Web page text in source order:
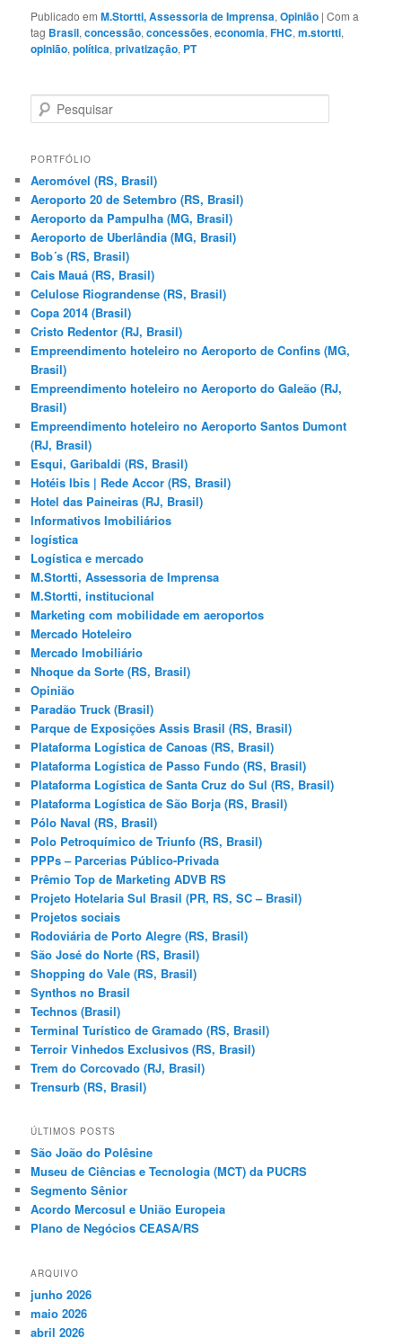
Publicado em M.Stortti, Assessoria de Imprensa,Opinião |Com a
tag Brasil,concessão,concessões,economia,FHC,m.stortti,
opinião,política,privatização, PT
e
q
i
s
a
r
PORTFÓLIO
Aeromóvel (RS, Brasil)
Aeroporto 20 de Setembro (RS, Brasil)
Aeroporto da Pampulha (MG, Brasil)
Aeroporto de Uberlândia (MG, Brasil)
Bob´s (RS, Brasil)
Cais Mauá (RS, Brasil)
Celulose Riograndense (RS, Brasil)
Copa 2014 (Brasil)
Cristo Redentor (RJ, Brasil)
Empreendimento hoteleiro no Aeroporto de Confins (MG,
Brasil)
Empreendimento hoteleiro no Aeroporto do Galeão (RJ,
Brasil)
Empreendimento hoteleiro no Aeroporto Santos Dumont
(RJ, Brasil)
Esqui, Garibaldi (RS, Brasil)
Hotéis Ibis | Rede Accor (RS, Brasil)
Hotel das Paineiras (RJ, Brasil)
Informativos Imobiliários
logística
Logística e mercado
M.Stortti, Assessoria de Imprensa
M.Stortti, institucional
Marketing com mobilidade em aeroportos
Mercado Hoteleiro
Mercado Imobiliário
Nhoque da Sorte (RS, Brasil)
Opinião
Paradão Truck (Brasil)
Parque de Exposições Assis Brasil (RS, Brasil)
Plataforma Logística de Canoas (RS, Brasil)
Plataforma Logística de Passo Fundo (RS, Brasil)
Plataforma Logística de Santa Cruz do Sul (RS, Brasil)
Plataforma Logística de São Borja (RS, Brasil)
Pólo Naval (RS, Brasil)
Polo Petroquímico de Triunfo (RS, Brasil)
PPPs – Parcerias Público-Privada
Prêmio Top de Marketing ADVB RS
Projeto Hotelaria Sul Brasil (PR, RS, SC – Brasil)
Projetos sociais
Rodoviária de Porto Alegre (RS, Brasil)
São José do Norte (RS, Brasil)
Shopping do Vale (RS, Brasil)
Synthos no Brasil
Technos (Brasil)
Terminal Turístico de Gramado (RS, Brasil)
Terroir Vinhedos Exclusivos (RS, Brasil)
Trem do Corcovado (RJ, Brasil)
Trensurb (RS, Brasil)
ÚLTIMOS POSTS
São João do Polêsine
Museu de Ciências e Tecnologia (MCT) da PUCRS
Segmento Sênior
Acordo Mercosul e União Europeia
Plano de Negócios CEASA/RS
ARQUIVO
junho 2026
maio 2026
abril 2026